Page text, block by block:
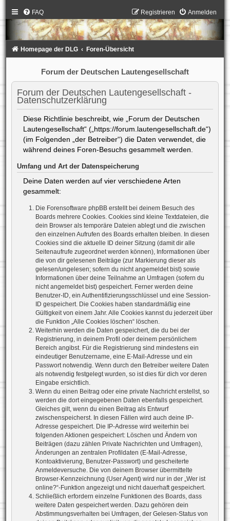
FAQ Anmelden
Registrieren
Homepage der DLG Foren-Übersicht
Forum der Deutschen Lautengesellschaft
Forum der Deutschen Lautengesellschaft -
Datenschutzerklärung
Diese Richtlinie beschreibt, wie „Forum der Deutschen
Lautengesellschaft“ („https://forum.lautengesellschaft.de“)
(im Folgenden „der Betreiber“) die Daten verwendet, die
während deines Foren-Besuchs gesammelt werden.
Umfang und Art der Datenspeicherung
Deine Daten werden auf vier verschiedene Arten
gesammelt:
Die Forensoftware phpBB erstellt bei deinem Besuch des
Boards mehrere Cookies. Cookies sind kleine Textdateien, die
dein Browser als temporäre Dateien ablegt und die zwischen
den einzelnen Aufrufen des Boards erhalten bleiben. In diesen
Cookies sind die aktuelle ID deiner Sitzung (damit dir alle
Seitenaufrufe zugeordnet werden können), Informationen über
die von dir gelesenen Beiträge (zur Markierung dieser als
gelesen/ungelesen; sofern du nicht angemeldet bist) sowie
Informationen über deine Teilnahme an Umfragen (sofern du
nicht angemeldet bist) gespeichert. Ferner werden deine
Benutzer-ID, ein Authentifizierungsschlüssel und eine Session-
ID gespeichert. Die Cookies haben standardmäßig eine
Gültigkeit von einem Jahr. Alle Cookies kannst du jederzeit über
die Funktion „Alle Cookies löschen“ löschen.
Weiterhin werden die Daten gespeichert, die du bei der
Registrierung, in deinem Profil oder deinem persönlichem
Bereich angibst. Für die Registrierung sind mindestens ein
eindeutiger Benutzername, eine E-Mail-Adresse und ein
Passwort notwendig. Wenn durch den Betreiber weitere Daten
als notwendig festgelegt wurden, so ist dies für dich vor deren
Eingabe ersichtlich.
Wenn du einen Beitrag oder eine private Nachricht erstellst, so
werden die dort eingegebenen Daten ebenfalls gespeichert.
Gleiches gilt, wenn du einen Beitrag als Entwurf
zwischenspeicherst. In diesen Fällen wird auch deine IP-
Adresse gespeichert. Die IP-Adresse wird weiterhin bei
folgenden Aktionen gespeichert: Löschen und Ändern von
Beiträgen (dazu zählen Private Nachrichten und Umfragen),
Änderungen an zentralen Profildaten (E-Mail-Adresse,
Kontoaktivierung, Benutzer-Passwort) und gescheiterte
Anmeldeversuche. Die von deinem Browser übermittelte
Browser-Kennzeichnung (User Agent) wird nur in der „Wer ist
online?“-Funktion angezeigt und nicht dauerhaft gespeichert.
Schließlich erfordern einzelne Funktionen des Boards, dass
weitere Daten gespeichert werden. Dazu gehören dein
Abstimmungsverhalten bei Umfragen, der Gelesen-Status von